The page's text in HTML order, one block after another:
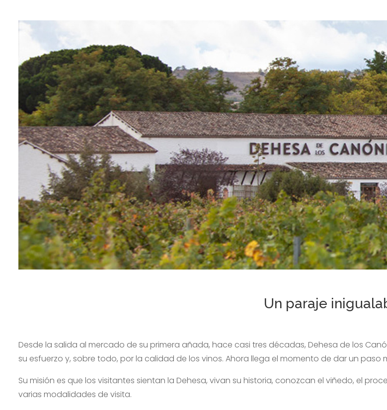
Un paraje
Desde la salida al mercado de su primera añada, hace casi tres décadas, Dehesa de los
su esfuerzo y, sobre todo, por la calidad de los vinos. Ahora llega el momento de dar un paso
Su misión es que los visitantes sientan la Dehesa, vivan su historia, conozcan el viñedo, el
varias modalidades de visita.